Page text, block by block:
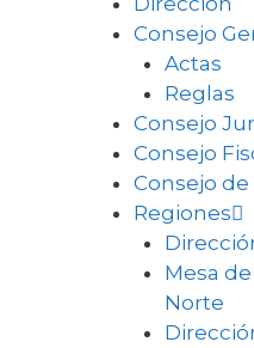
Consejo
Actas
Reglas
Consejo
Consejo
Consejo
Regiones
Mesa
Norte